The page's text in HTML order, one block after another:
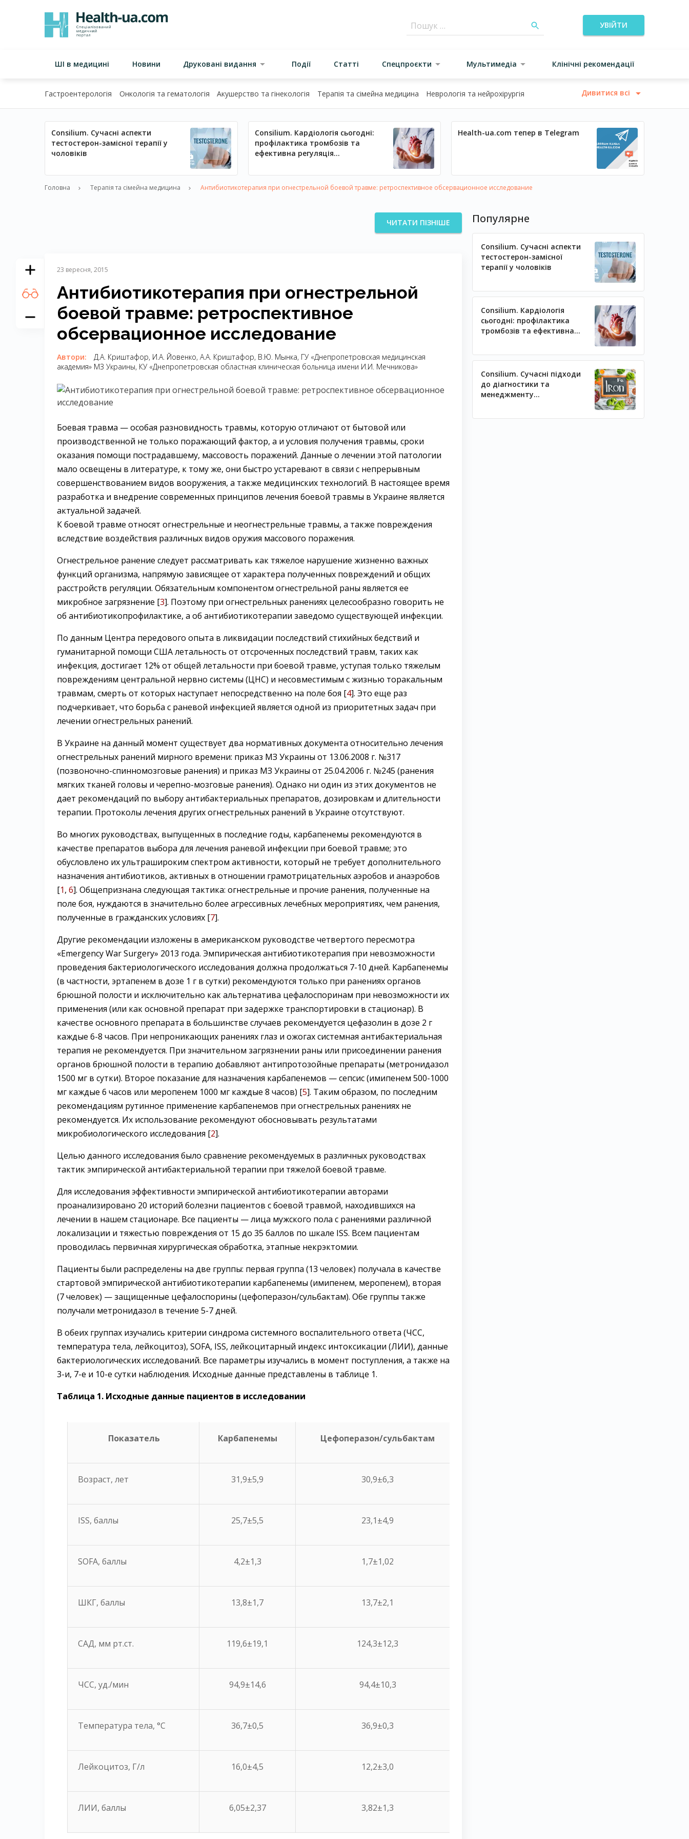
УВІЙТИ
ШІ в медицині Новини Друковані видання Події Статті Спецпроєкти Мультимедіа Клінічні рекомендації
Гастроентерологія Онкологія та гематологія Акушерство та гінекологія Терапія та сімейна медицина Неврологія та нейрохірургія Дивитися всі
Consilium. Сучасні аспекти
тестостерон-замісної терапії у
чоловіків
Consilium. Кардіологія сьогодні:
профілактика тромбозів та
ефективна регуляція
Health-ua.com тепер в Telegram
Головна Терапія та сімейна медицина Антибиотикотерапия при огнестрельной боевой травме: ретроспективное обсервационное исследование
ЧИТАТИ ПІЗНІШЕ
23 вересня, 2015
Антибиотикотерапия при огнестрельной
боевой травме: ретроспективное
обсервационное исследование
Автори:
Д.А. Криштафор, И.А. Йовенко, А.А. Криштафор, В.Ю. Мынка, ГУ «Днепропетровская медицинская
академия» МЗ Украины, КУ «Днепропетровская областная клиническая больница имени И.И. Мечникова»
Боевая травма — особая разновидность травмы, которую отличают от бытовой или
производственной не только поражающий фактор, а и условия получения травмы, сроки
оказания помощи пострадавшему, массовость поражений. Данные о лечении этой патологии
мало освещены в литературе, к тому же, они быстро устаревают в связи с непрерывным
совершенствованием видов вооружения, а также медицинских технологий. В настоящее время
разработка и внедрение современных принципов лечения боевой травмы в Украине является
актуальной задачей.
К боевой травме относят огнестрельные и неогнестрельные травмы, а также повреждения
вследствие воздействия различных видов оружия массового поражения.
Огнестрельное ранение следует рассматривать как тяжелое нарушение жизненно важных
функций организма, напрямую зависящее от характера полученных повреждений и общих
расстройств регуляции. Обязательным компонентом огнестрельной раны является ее
микробное загрязнение [3]. Поэтому при огнестрельных ранениях целе­сообразно говорить не
об антибиотикопрофилактике, а об антибиотикотерапии заведомо существующей инфекции.
По данным Центра передового опыта в ликвидации последствий стихийных бедствий и
гуманитарной помощи США летальность от отсроченных последствий травм, таких как
инфекция, достигает 12% от общей летальности при боевой травме, уступая только тяжелым
повреждениям центральной нервно системы (ЦНС) и несовместимым с жизнью торакальным
травмам, смерть от которых наступает непосредственно на поле боя [4]. Это еще раз
подчеркивает, что борьба с раневой инфекцией является одной из приоритетных задач при
лечении огнестрельных ранений.
В Украине на данный момент существует два нормативных документа относительно лечения
огнестрельных ранений мирного времени: приказ МЗ Украины от 13.06.2008 г. №317
(позвоночно-спинномозговые ранения) и приказ МЗ Украины от 25.04.2006 г. №245 (ранения
мягких тканей головы и черепно-мозговые ранения). Однако ни один из этих документов не
дает рекомендаций по выбору антибактериальных препаратов, дозировкам и длительности
терапии. Протоколы лечения других огнестрельных ранений в Украине отсутствуют.
Во многих руководствах, выпущенных в последние годы, карбапенемы рекомендуются в
качестве препаратов выбора для лечения раневой инфекции при боевой травме; это
обусловлено их ультрашироким спектром активности, который не требует дополнительного
назначения антибиотиков, активных в отношении грамотрицательных аэробов и анаэробов
[1, 6]. Общепризнана следующая тактика: огнестрельные и прочие ранения, полученные на
поле боя, нуждаются в значительно более агрессивных лечебных мероприятиях, чем ранения,
полученные в гражданских условиях [7].
Другие рекомендации изложены в американском руководстве четвертого пересмотра
«Emergency War Surgery» 2013 года. Эмпирическая антибиотикотерапия при невозможности
проведения бактериологического исследования должна продолжаться 7-10 дней. Карбапенемы
(в частности, эртапенем в дозе 1 г в сутки) рекомендуются только при ранениях органов
брюшной полости и исключительно как альтернатива цефалоспоринам при невозможности их
применения (или как основной препарат при задержке транспортировки в стационар). В
качестве основного препарата в большинстве случаев рекомендуется цефазолин в дозе 2 г
каждые 6-8 часов. При непроникающих ранениях глаз и ожогах системная антибактериальная
терапия не рекомендуется. При значительном загрязнении раны или присоединении ранения
органов брюшной полости в терапию добавляют антипротозойные препараты (метронидазол
1500 мг в сутки). Второе показание для назначения карбапенемов — сепсис (имипенем 500-1000
мг каждые 6 часов или меропенем 1000 мг каждые 8 часов) [5]. Таким образом, по последним
рекомендациям рутинное применение карбапенемов при огнестрельных ранениях не
рекомендуется. Их использование рекомендуют обосновывать результатами
микробиологического исследования [2].
Целью данного исследования было сравнение рекомендуемых в различных руководствах
тактик эмпиричес­кой антибактериальной терапии при тяжелой боевой травме.
Для исследования эффективности эмпирической антибиотикотерапии авторами
проанализировано 20 историй болезни пациентов с боевой травмой, находившихся на
лечении в нашем стационаре. Все пациенты — лица мужского пола с ранениями различной
локализации и тяжестью повреждения от 15 до 35 баллов по шкале ISS. Всем пациентам
проводилась первичная хирургическая обработка, этапные некрэктомии.
Пациенты были распределены на две группы: первая группа (13 человек) получала в качестве
стартовой эмпирической антибиотикотерапии карбапенемы (имипенем, меропенем), вторая
(7 человек) — защищенные цефалоспорины (цефоперазон/сульбактам). Обе группы также
получали метронидазол в течение 5-7 дней.
В обеих группах изучались критерии синдрома системного воспалительного ответа (ЧСС,
температура тела, лейкоцитоз), SOFA, ISS, лейкоцитарный индекс интоксикации (ЛИИ), данные
бактериологических исследований. Все параметры изучались в момент поступления, а также на
3-и, 7-е и 10-е сутки наблюдения. Исходные данные представлены в таблице 1.
Таблица 1. Исходные данные пациентов в исследовании
Показатель Карбапенемы Цефоперазон/сульбактам
Возраст, лет 31,9±5,9 30,9±6,3
ISS, баллы 25,7±5,5 23,1±4,9
SOFA, баллы 4,2±1,3 1,7±1,02
ШКГ, баллы 13,8±1,7 13,7±2,1
САД, мм рт.ст. 119,6±19,1 124,3±12,3
ЧСС, уд./мин 94,9±14,6 94,4±10,3
Температура тела, °C 36,7±0,5 36,9±0,3
Лейкоцитоз, Г/л 16,0±4,5 12,2±3,0
ЛИИ, баллы 6,05±2,37 3,82±1,3
Популярне
Consilium. Сучасні аспекти
тестостерон-замісної
терапії у чоловіків
Consilium. Кардіологія
сьогодні: профілактика
тромбозів та ефективна
Consilium. Сучасні підходи
до діагностики та
менеджменту